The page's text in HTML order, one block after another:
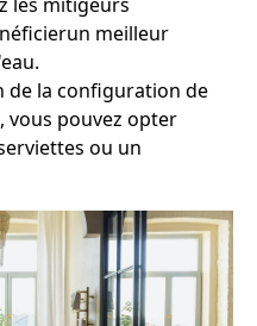
meilleur
de la configuration de
vous pouvez opter
ou un